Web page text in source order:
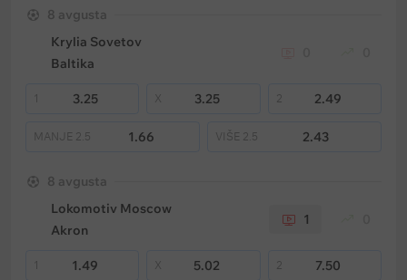
8 avgusta
Krylia Sovetov
Baltika
1 3.25 3.25 2 2.49
MANJE 2.5 1.66 VIŠE 2.5 2.43
8 avgusta
Lokomotiv Moscow
Akron
1
1 1.49 5.02 2 7.50